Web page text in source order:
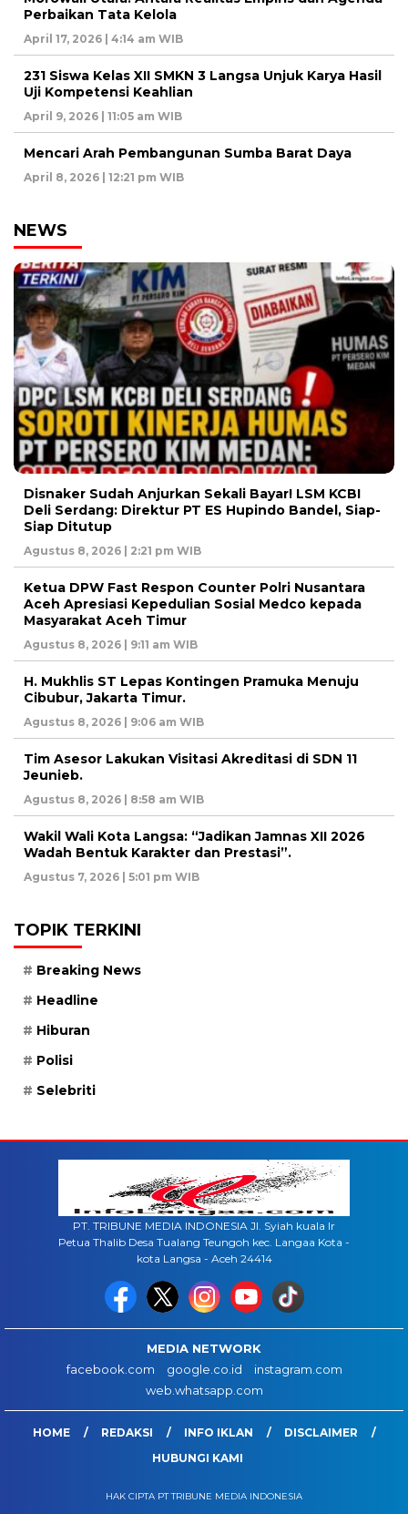
Perbaikan Tata Kelola
April 17, 2026 | 4:14 am WIB
231 Siswa Kelas XII SMKN 3 Langsa Unjuk Karya Hasil
Uji Kompetensi Keahlian
April 9, 2026 | 11:05 am WIB
Mencari Arah Pembangunan Sumba Barat Daya
April 8, 2026 | 12:21 pm WIB
NEWS
Disnaker Sudah Anjurkan Sekali Bayar! LSM KCBI
Deli Serdang: Direktur PT ES Hupindo Bandel, Siap-
Siap Ditutup
Agustus 8, 2026 | 2:21 pm WIB
Ketua DPW Fast Respon Counter Polri Nusantara
Aceh Apresiasi Kepedulian Sosial Medco kepada
Masyarakat Aceh Timur
Agustus 8, 2026 | 9:11 am WIB
H. Mukhlis ST Lepas Kontingen Pramuka Menuju
Cibubur, Jakarta Timur.
Agustus 8, 2026 | 9:06 am WIB
Tim Asesor Lakukan Visitasi Akreditasi di SDN 11
Jeunieb.
Agustus 8, 2026 | 8:58 am WIB
Wakil Wali Kota Langsa: “Jadikan Jamnas XII 2026
Wadah Bentuk Karakter dan Prestasi”.
Agustus 7, 2026 | 5:01 pm WIB
TOPIK TERKINI
Breaking News
Headline
Hiburan
Polisi
Selebriti
PT. TRIBUNE MEDIA INDONESIA Jl. Syiah kuala lr
Petua Thalib Desa Tualang Teungoh kec. Langaa Kota -
kota Langsa - Aceh 24414
MEDIA NETWORK
facebook.com
google.co.id
instagram.com
web.whatsapp.com
HOME REDAKSI INFO IKLAN
DISCLAIMER
HUBUNGI KAMI
HAK CIPTA PT TRIBUNE MEDIA INDONESIA